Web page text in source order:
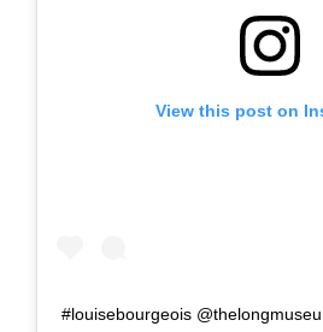
View this post on
#louisebourgeois